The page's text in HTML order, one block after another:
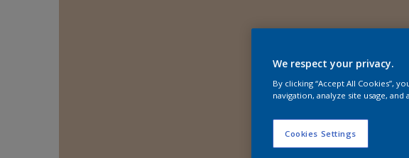
We respect your privacy.
By clicking “Accept All Cookies”,
navigation, analyze site usage,
Cookies Settings